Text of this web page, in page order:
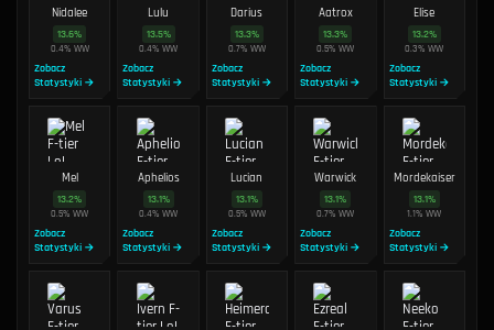
Nidalee
13.6%
0.4% WW
Zobacz
Statystyki →
Lulu
13.5%
0.4%WW
Zobacz
Statystyki →
Darius
13.3%
0.7% WW
Zobacz
Statystyki →
Aatrox
13.3%
0.5%WW
Zobacz
Statystyki →
Elise
13.2%
0.3%WW
Zobacz
Statystyki →
Mel
13.2%
0.5%WW
Zobacz
Statystyki →
Aphelios
13.1%
0.4%WW
Zobacz
Statystyki →
Lucian
13.1%
0.5% WW
Zobacz
Statystyki →
Warwick
13.1%
0.7%WW
Zobacz
Statystyki →
Mordekaiser
13.1%
1.1%WW
Zobacz
Statystyki →